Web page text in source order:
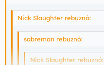
Nick Slaughter rebuznó:
sabreman rebuznó:
Nick Slaughter rebuznó: